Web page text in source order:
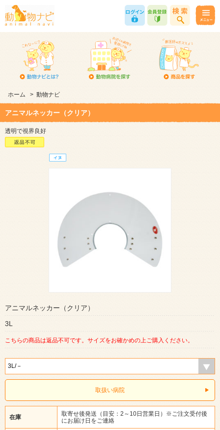
ホーム > 動物ナビ
アニマルネッカー（クリア）
透明で視界良好
アニマルネッカー（クリア）
3L
こちらの商品は返品不可です。サイズをお確かめの上ご購入ください。
取扱い病院
在庫
取寄せ後発送（目安：2～10日営業日）※ご注文受付後
にお届け日をご連絡